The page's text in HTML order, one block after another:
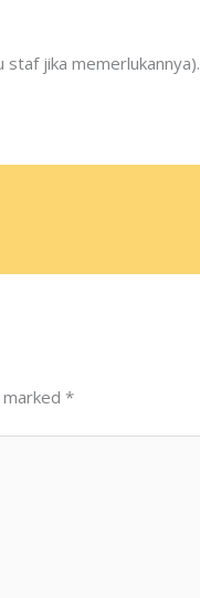
jika memerlukannya).
marked*